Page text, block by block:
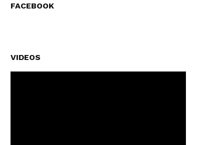
FACEBOOK
VIDEOS